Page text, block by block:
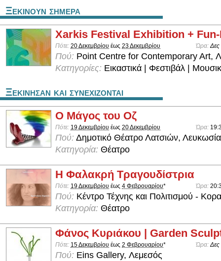
Ξεκινουν σημερα
Xarkis Festival Exhibition +
Πότε: 20 Δεκεμβρίου έως 23 Δεκεμβρίου Ώρα:Δες
Πού: Point Centre for Contemporary Art,
Κατηγορίες: Εικαστικά | Φεστιβάλ |
Ξεκινησαν και συνεχιζονται
Ο Μάγος του Οζ
Πότε: 19 Δεκεμβρίου έως 20 Δεκεμβρίου Ώρα:
Πού: Δημοτικό Θέατρο Λατσιών, Λευκωσία
Κατηγορία: Θέατρο
Η Φαλακρή Τραγουδίστρια
Πότε: 19 Δεκεμβρίου έως 4 Φεβρουαρίου* Ώρα:
Πού: Κέντρο Τέχνης και Πολιτισμού -
Κατηγορία: Θέατρο
Φάνος Κυριάκου | Garden
Πότε: 15 Δεκεμβρίου έως 2 Φεβρουαρίου* Ώρα:Δες
Πού: Eins Gallery, Λεμεσός